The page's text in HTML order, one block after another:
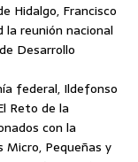
Hidalgo, Francisco
la reunión nacional
Desarrollo
federal, Ildefonso
Reto de la
con la
Pequeñas y